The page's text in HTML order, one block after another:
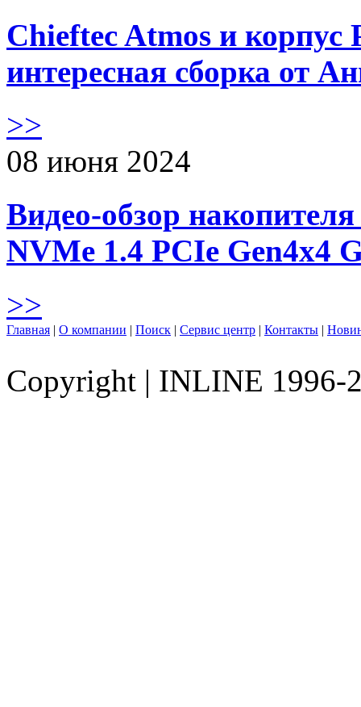
Chieftec Atmos и корпус
интересная сборка от
>>
08 июня 2024
Видео-обзор
NVMe 1.4 PCIe Gen4х4
>>
Главная | О компании | Поиск | Сервис центр | Контакты |
Copyright | INLINE 1996-